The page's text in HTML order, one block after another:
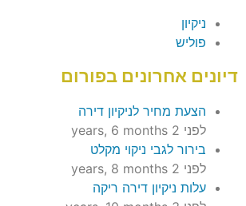
ניקיון
פוליש
דיונים אחרונים בפורום
הצעת מחיר לניקיון דירה
לפני 2 years, 6 months
בירור לגבי ניקוי מקלט
לפני 2 years, 8 months
עלות ניקיון דירה ריקה